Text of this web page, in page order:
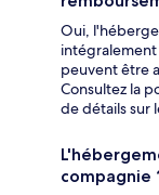
Oui,
peuvent être
Consultez la
de détails sur
compagnie